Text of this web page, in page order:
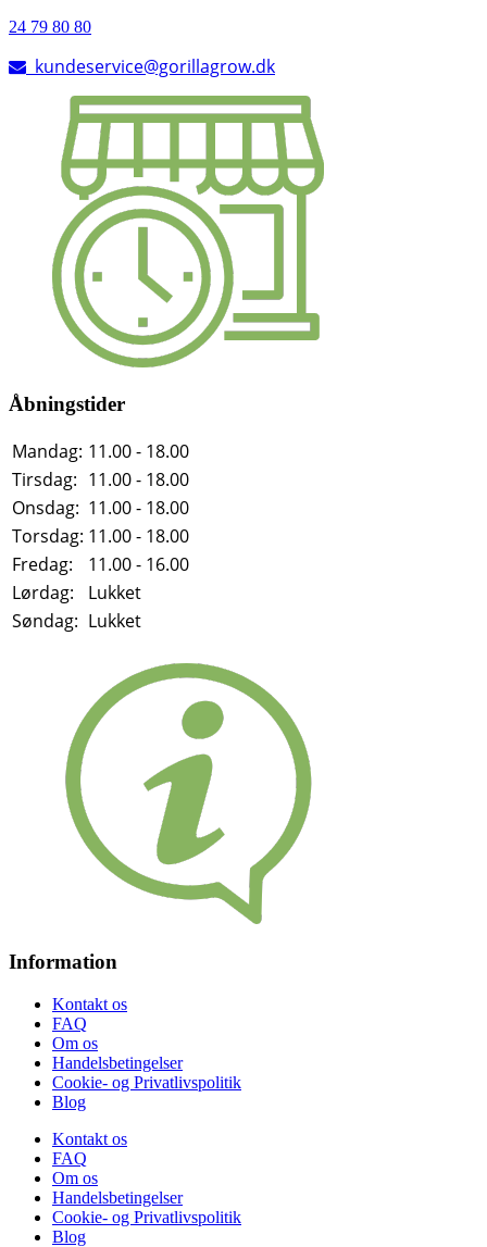
24 79 80 80
kundeservice@gorillagrow.dk
Åbningstider
Mandag: 11.00 - 18.00
Tirsdag: 11.00 - 18.00
Onsdag: 11.00 - 18.00
Torsdag: 11.00 - 18.00
Fredag:
11.00 - 16.00
Lørdag:
Lukket
Søndag: Lukket
Information
Kontakt os
FAQ
Om os
Handelsbetingelser
Cookie- og Privatlivspolitik
Blog
Kontakt os
FAQ
Om os
Handelsbetingelser
Cookie- og Privatlivspolitik
Blog